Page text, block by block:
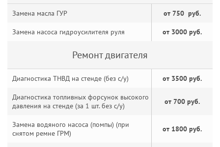
Замена масла ГУР от 750 руб.
Замена насоса гидроусилителя руля от 3000 руб.
Ремонт двигателя
Диагностика ТНВД на стенде (без с/у) от 3500 руб.
Диагностика топливных форсунок высокого
давления на стенде (за 1 шт. без с/у)
от 700 руб.
Замена водяного насоса (помпы) (при
снятом ремне ГРМ)
от 1800 руб.